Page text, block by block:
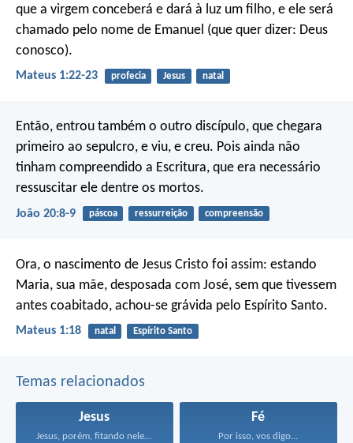
que a virgem conceberá e dará à luz um filho, e ele será
chamado pelo nome de Emanuel (que quer dizer: Deus
conosco).
Mateus 1:22-23 profecia Jesus natal
Então, entrou também o outro discípulo, que chegara
primeiro ao sepulcro, e viu, e creu. Pois ainda não
tinham compreendido a Escritura, que era necessário
ressuscitar ele dentre os mortos.
João 20:8-9 páscoa ressurreição compreensão
Ora, o nascimento de Jesus Cristo foi assim: estando
Maria, sua mãe, desposada com José, sem que tivessem
antes coabitado, achou-se grávida pelo Espírito Santo.
Mateus 1:18 natal Espírito Santo
Temas relacionados
Jesus
Jesus, porém, fitando neles...
Fé
Por isso, vos digo...